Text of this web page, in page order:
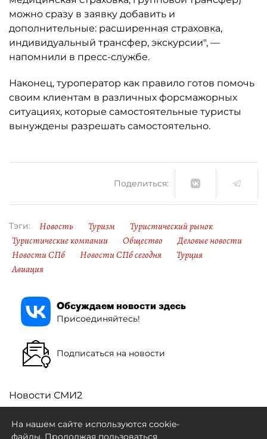
можно сразу в заявку добавить и
дополнительные: расширенная страховка,
индивидуальный трансфер, экскурсии", —
напомнили в пресс-службе.
Наконец, туроператор как правило готов помочь
своим клиентам в различных форсмажорных
ситуациях, которые самостоятельные туристы
вынуждены разрешать самостоятельно.
Поделиться:
Тэги: Новость Туризм
Туристический рынок
Туристические компании
Общество
Деловые новости
Новости СПб
Новости СПб сегодня
Турция
Авиация
Обсуждаем новости здесь
Присоединяйтесь!
Подписаться на новости
Новости СМИ2
На нашем сайте используются cookie-
файлы. Продолжая пользоваться